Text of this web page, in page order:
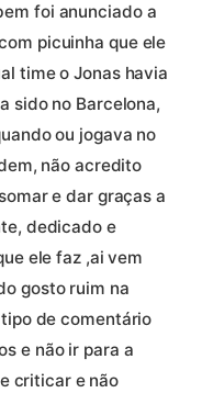
foi anunciado a
picuinha que ele
time o Jonas havia
sido no Barcelona,
ou jogava no
não acredito
e dar graças a
dedicado e
ele faz ,ai vem
gosto ruim na
de comentário
e não ir para a
criticar e não